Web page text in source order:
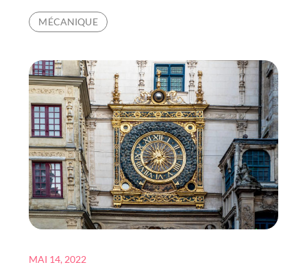
HORLOGE
TASSIN-
DEMI-
LUNE
:
TROIS
AVANTAGES
DE
L’HORLOGE
MURALE
MÉCANIQUE
Posted
MAI 14, 2022